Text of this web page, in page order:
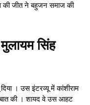
की जीत ने बहुजन समाज की
सिंह
। उस इंटरव्यू में कांशीराम
की । शायद वे उस आहट